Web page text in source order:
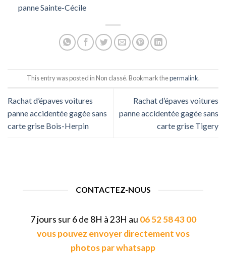
panne Sainte-Cécile
This entry was posted in Non classé. Bookmark thepermalink.
Rachat d’épaves voitures
panne accidentée gagée sans
carte grise Bois-Herpin
Rachat d’épaves voitures
panne accidentée gagée sans
carte grise Tigery
CONTACTEZ-NOUS
7 jours sur 6 de 8H à 23H au 06 52 58 43 00
vous pouvez envoyer directement vos
photos par whatsapp